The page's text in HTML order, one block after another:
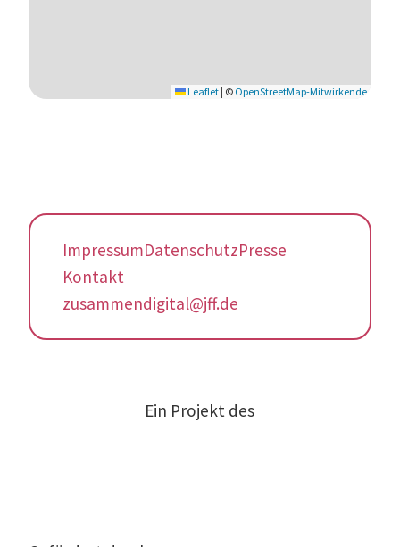
Leaflet | © OpenStreetMap-Mitwirkende
ImpressumDatenschutzPresse
Kontakt
zusammendigital@jff.de
Ein Projekt des